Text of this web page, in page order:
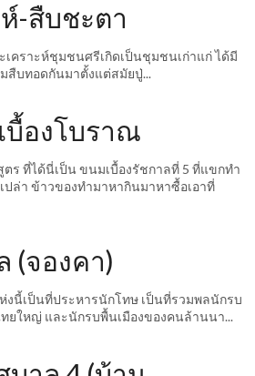
-สืบชะตา
เคราะห์ชุมชนศรีเกิดเป็นชุมชนเก่าแก่ ได้มี
สืบทอดกันมาตั้งแต่สมัยปู่...
องโบราณ
ร ที่ได้นี่เป็น ขนมเบื้องรัชกาลที่ 5 ที่แขกทำ
ปล่า ข้าวของทำมาหากินมาหาซื้อเอาที่
(จองคา)
งนี้เป็นที่ประหารนักโทษ เป็นที่รวมพลนักรบ
ยใหญ่ และนักรบพื้นเมืองของคนล้านนา...